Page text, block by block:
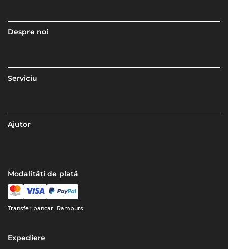
Despre noi
Serviciu
Ajutor
Modalități de plată
Transfer bancar, Ramburs
Expediere